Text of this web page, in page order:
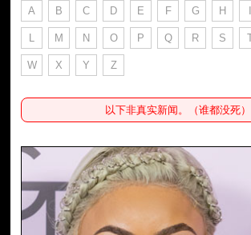
A B C D E F G H I
L M N O P Q R S
W X Y Z
以下非真实新闻。（谁都没死）